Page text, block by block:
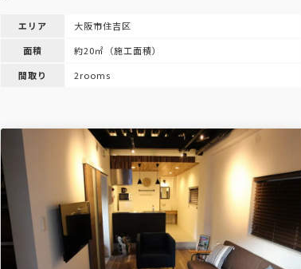
エリア
大阪市住吉区
面積
約20㎡（施工面積）
間取り
2rooms